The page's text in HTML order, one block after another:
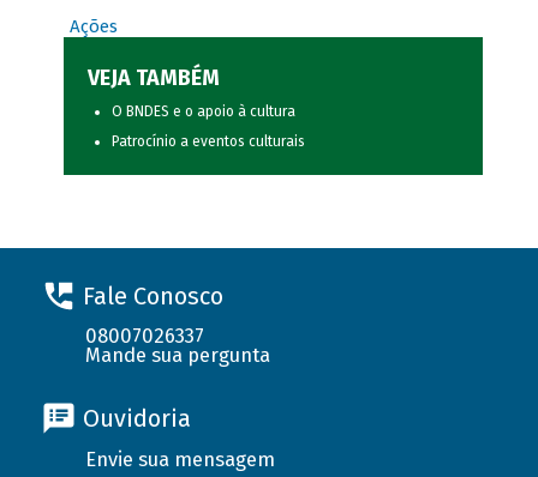
Ações
VEJA TAMBÉM
O BNDES e o apoio à cultura
Patrocínio a eventos culturais
Fale Conosco
08007026337
Mande sua pergunta
Ouvidoria
Envie sua mensagem